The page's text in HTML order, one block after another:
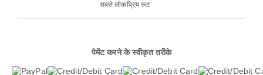
सबसे लोकप्रिय रूट
पेमेंट करने के स्वीकृत तरीके